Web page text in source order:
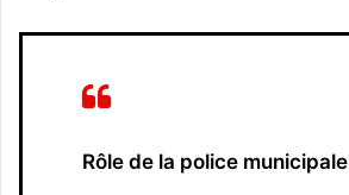
Rôle de la police municipale